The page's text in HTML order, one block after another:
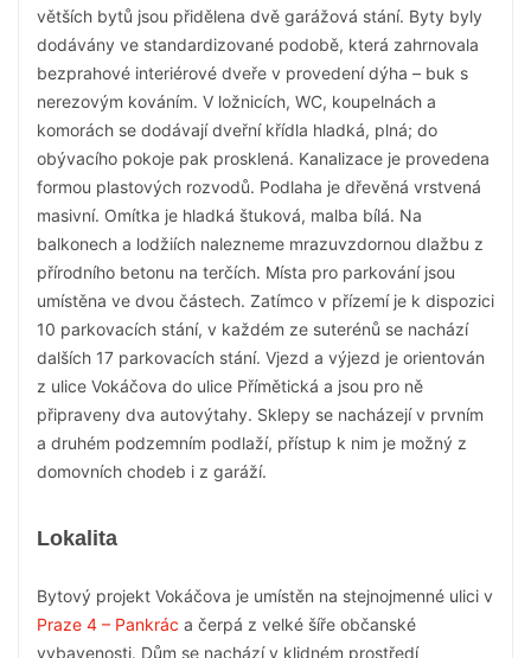
větších bytů jsou přidělena dvě garážová stání. Byty byly
dodávány ve standardizované podobě, která zahrnovala
bezprahové interiérové dveře v provedení dýha – buk s
nerezovým kováním. V ložnicích, WC, koupelnách a
komorách se dodávají dveřní křídla hladká, plná; do
obývacího pokoje pak prosklená. Kanalizace je provedena
formou plastových rozvodů. Podlaha je dřevěná vrstvená
masivní. Omítka je hladká štuková, malba bílá. Na
balkonech a lodžiích nalezneme mrazuvzdornou dlažbu z
přírodního betonu na terčích. Místa pro parkování jsou
umístěna ve dvou částech. Zatímco v přízemí je k dispozici
10 parkovacích stání, v každém ze suterénů se nachází
dalších 17 parkovacích stání. Vjezd a výjezd je orientován
z ulice Vokáčova do ulice Přímětická a jsou pro ně
připraveny dva autovýtahy. Sklepy se nacházejí v prvním
a druhém podzemním podlaží, přístup k nim je možný z
domovních chodeb i z garáží.
Lokalita
Bytový projekt Vokáčova je umístěn na stejnojmenné ulici v
Praze 4 – Pankrác a čerpá z velké šíře občanské
vybavenosti. Dům se nachází v klidném prostředí